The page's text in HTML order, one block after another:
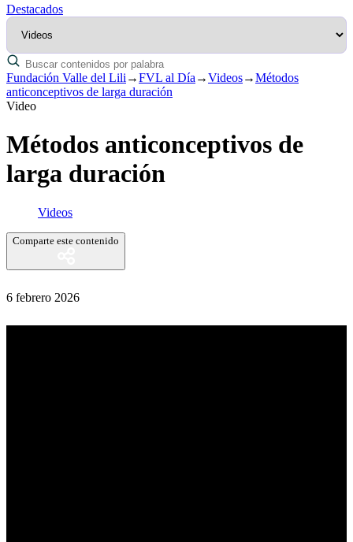
Destacados
Fundación Valle del Lili →FVL al Día →Videos→Métodos
anticonceptivos de larga duración
Video
Métodos anticonceptivos de
larga duración
Videos
Comparte este contenido
6 febrero 2026